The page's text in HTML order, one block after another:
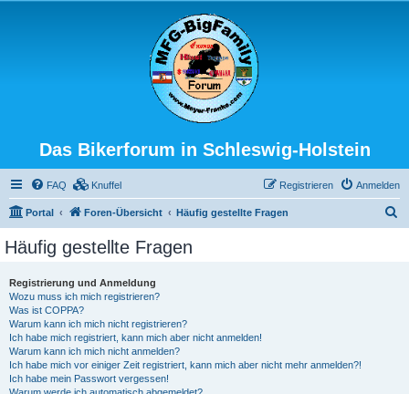
Das Bikerforum in Schleswig-Holstein
FAQ Knuffel Anmelden
Registrieren
Portal Foren-Übersicht Häufig gestellte Fragen
Häufig gestellte Fragen
Registrierung und Anmeldung
Wozu muss ich mich registrieren?
Was ist COPPA?
Warum kann ich mich nicht registrieren?
Ich habe mich registriert, kann mich aber nicht anmelden!
Warum kann ich mich nicht anmelden?
Ich habe mich vor einiger Zeit registriert, kann mich aber nicht mehr anmelden?!
Ich habe mein Passwort vergessen!